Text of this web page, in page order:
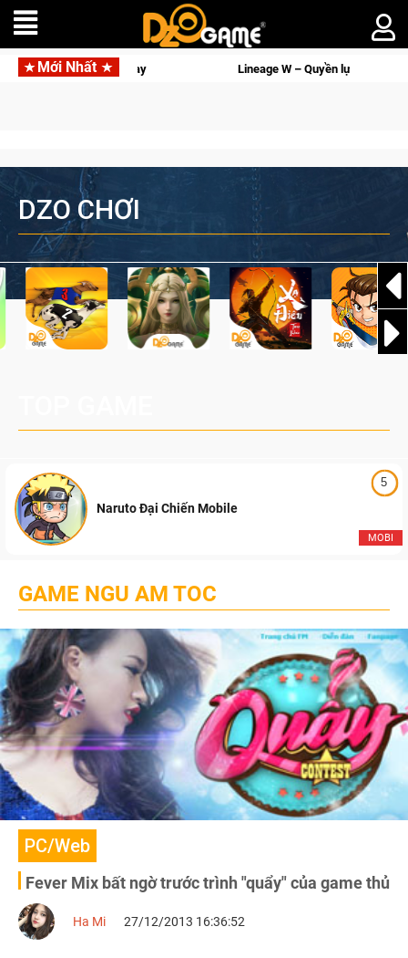
Mới Nhất
lực và tài phú sẽ về tay kẻ đoạt được Vương Quyền thành Kent sắp tới!
DZO CHƠI
5
MOBI
Naruto Đại Chiến Mobile
GAME NGU AM TOC
PC/Web
Fever Mix bất ngờ trước trình "quẩy" của game thủ
Ha Mi 27/12/2013 16:36:52